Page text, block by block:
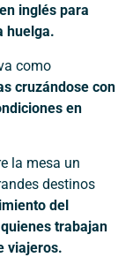
inglés para
huelga.
como
cruzándose con
en
la mesa un
destinos
del
trabajan
viajeros.